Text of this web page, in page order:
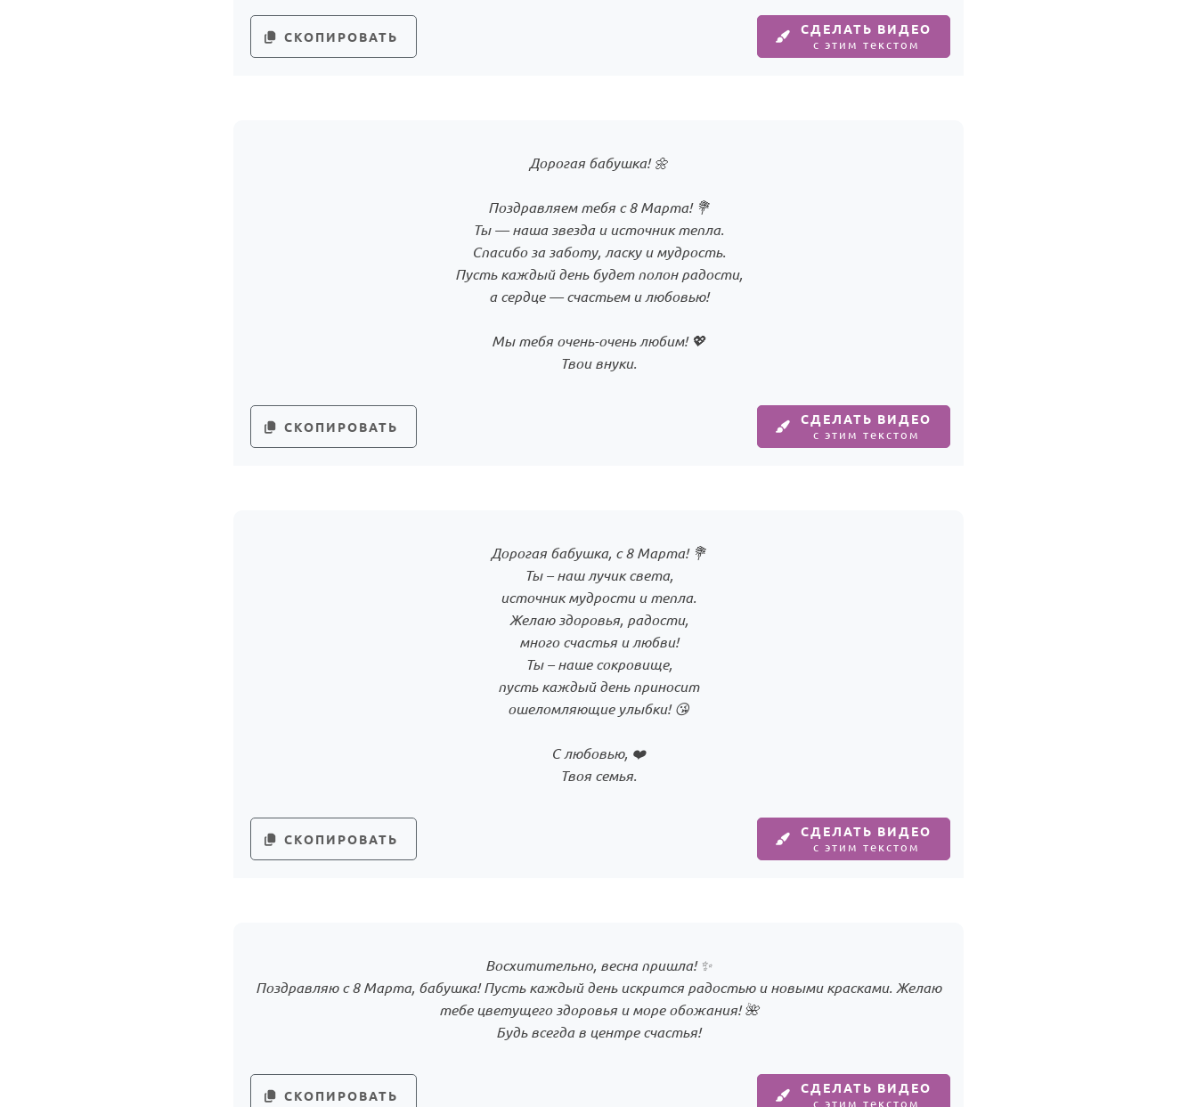
СКОПИРОВАТЬ СДЕЛАТЬ ВИДЕО
с этим текстом
Дорогая бабушка! 🌼
Поздравляем тебя с 8 Марта! 💐
Ты — наша звезда и источник тепла.
Спасибо за заботу, ласку и мудрость.
Пусть каждый день будет полон радости,
а сердце — счастьем и любовью!
Мы тебя очень-очень любим! 💖
Твои внуки.
СКОПИРОВАТЬ СДЕЛАТЬ ВИДЕО
с этим текстом
Дорогая бабушка, с 8 Марта! 💐
Ты – наш лучик света,
источник мудрости и тепла.
Желаю здоровья, радости,
много счастья и любви!
Ты – наше сокровище,
пусть каждый день приносит
ошеломляющие улыбки! 😘
С любовью, ❤️
Твоя семья.
СКОПИРОВАТЬ СДЕЛАТЬ ВИДЕО
с этим текстом
Восхитительно, весна пришла! ✨
Поздравляю с 8 Марта, бабушка! Пусть каждый день искрится радостью и новыми красками. Желаю
тебе цветущего здоровья и море обожания! 🌺
Будь всегда в центре счастья!
СКОПИРОВАТЬ СДЕЛАТЬ ВИДЕО
с этим текстом